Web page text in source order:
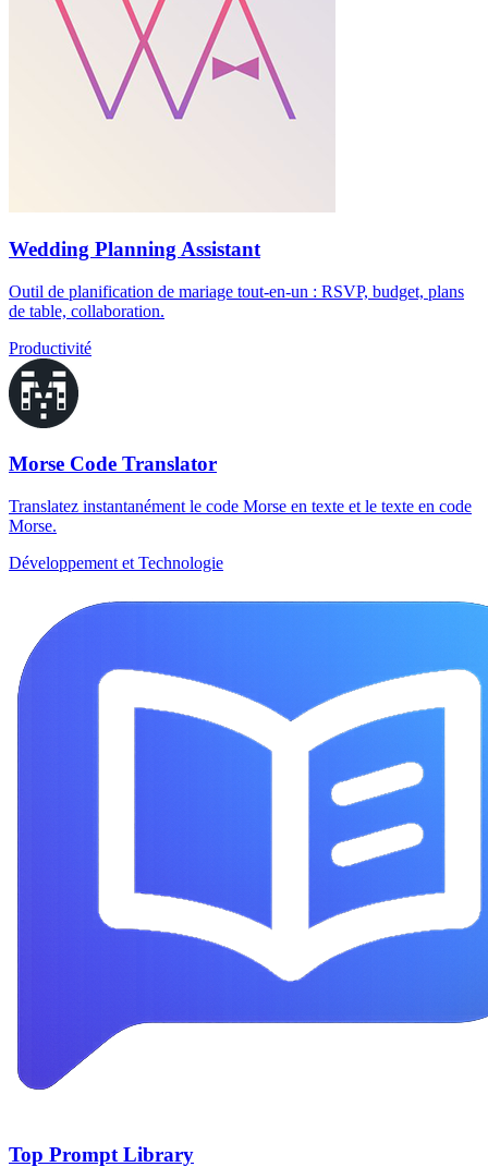
Wedding Planning Assistant
Outil de planification de mariage tout-en-un : RSVP, budget, plans
de table, collaboration.
Productivité
Morse Code Translator
Translatez instantanément le code Morse en texte et le texte en code
Morse.
Développement et Technologie
Top Prompt Library